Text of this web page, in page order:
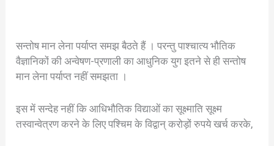
सन्तोष मान लेना पर्याप्त समझ बैठते हैं । परन्तु पाश्चात्य भौतिक
वैज्ञानिकों की अन्वेषण-प्रणाली का आधुनिक युग इतने से ही सन्तोष
मान लेना पर्याप्त नहीं समझता ।
इस में सन्देह नहीं कि आधिभौतिक विद्याओं का सूक्ष्माति सूक्ष्म
तस्वान्वेत्रण करने के लिए पश्चिम के विद्वान् करोड़ों रुपये खर्च करके,